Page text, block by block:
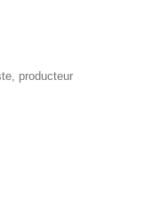
producteur